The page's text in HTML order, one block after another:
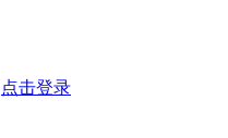
点击登录